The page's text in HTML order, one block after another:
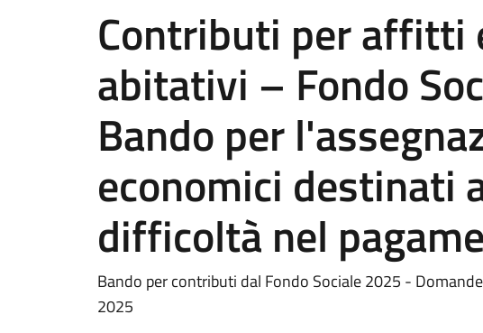
Contributi per affitti
abitativi – Fondo
Bando per
economici destinati
difficoltà nel
Bando per contributi dal Fondo Sociale 2025 -
2025